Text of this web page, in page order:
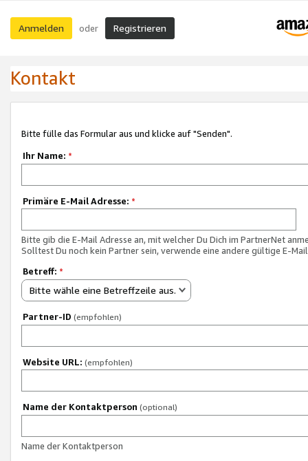
Anmelden oder Registrieren
Kontakt
Bitte fülle das Formular aus und klicke auf "Senden".
Ihr Name: *
Primäre E-Mail Adresse: *
Bitte gib die E-Mail Adresse an, mit welcher Du Dich im PartnerNet
Solltest Du noch kein Partner sein, verwende eine andere gültige E-
Betreff: *
Bitte wähle eine Betreffzeile aus.
Partner-ID (empfohlen)
Website URL: (empfohlen)
Name der Kontaktperson (optional)
Name der Kontaktperson